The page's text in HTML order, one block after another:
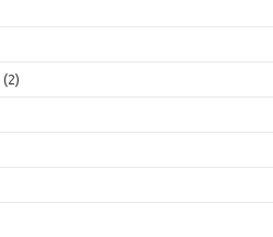
(2)